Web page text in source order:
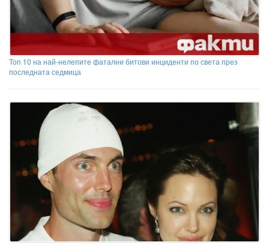
Топ 10 на най-нелепите фатални битови инциденти по света през
последната седмица